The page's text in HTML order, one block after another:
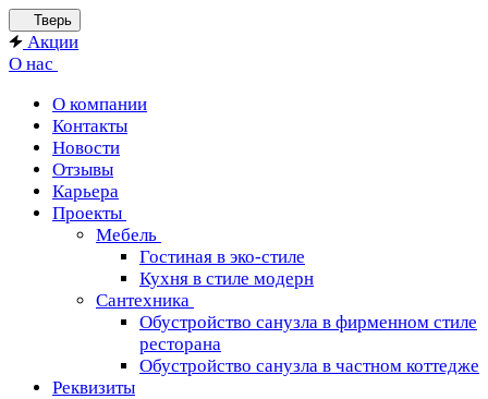
Тверь
Акции
О нас
О компании
Контакты
Новости
Отзывы
Карьера
Проекты
Мебель
Гостиная в эко-стиле
Кухня в стиле модерн
Сантехника
Обустройство санузла в фирменном стиле
ресторана
Обустройство санузла в частном коттедже
Реквизиты